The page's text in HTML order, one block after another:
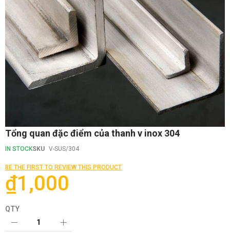
the
images
gallery
Skip
the
of
the
images
gallery
Tổng quan đặc điểm của thanh v inox 304
IN STOCKSKU V-SUS/304
BE THE FIRST TO REVIEW THIS PRODUCT
₫1,000
QTY